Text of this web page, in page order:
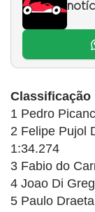
Classificação
1 Pedro
2 Felipe Pujol
1:34.274
3 Fabio do
4 Joao Di
5 Paulo